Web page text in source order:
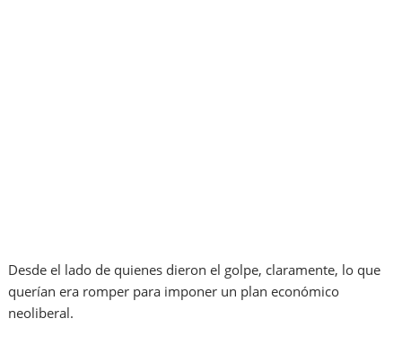
Desde el lado de quienes dieron el golpe, claramente, lo que
querían era romper para imponer un plan económico
neoliberal.